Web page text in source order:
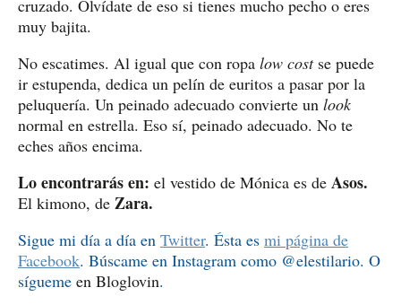
cruzado. Olvídate de eso si tienes mucho pecho o eres
muy bajita.
No escatimes. Al igual que con ropa low cost se puede
ir estupenda, dedica un pelín de euritos a pasar por la
peluquería. Un peinado adecuado convierte un look
normal en estrella. Eso sí, peinado adecuado. No te
eches años encima.
Lo encontrarás en: el vestido de Mónica es de Asos.
El kimono, de Zara.
Sigue mi día a día en Twitter. Ésta es mi página de
Facebook. Búscame en Instagram como @elestilario. O
sígueme en Bloglovin.